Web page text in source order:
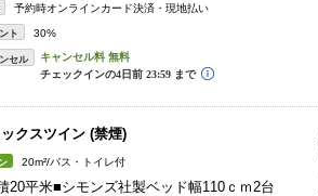
予約時オンラインカード決済・現地払い
ト 30%
セル
クスツイン (禁煙)
20m²/バス・トイレ付
20平米■シモンズ社製ベッド幅110ｃｍ2台